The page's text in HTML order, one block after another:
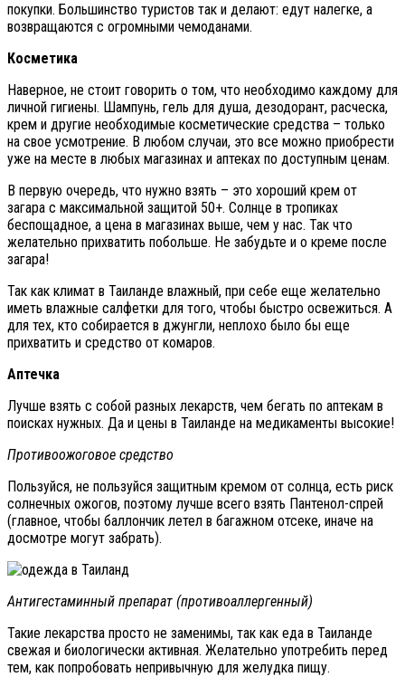
покупки. Большинство туристов так и делают: едут налегке, а
возвращаются с огромными чемоданами.
Косметика
Наверное, не стоит говорить о том, что необходимо каждому для
личной гигиены. Шампунь, гель для душа, дезодорант, расческа,
крем и другие необходимые косметические средства – только
на свое усмотрение. В любом случаи, это все можно приобрести
уже на месте в любых магазинах и аптеках по доступным ценам.
В первую очередь, что нужно взять – это хороший крем от
загара с максимальной защитой 50+. Солнце в тропиках
беспощадное, а цена в магазинах выше, чем у нас. Так что
желательно прихватить побольше. Не забудьте и о креме после
загара!
Так как климат в Таиланде влажный, при себе еще желательно
иметь влажные салфетки для того, чтобы быстро освежиться. А
для тех, кто собирается в джунгли, неплохо было бы еще
прихватить и средство от комаров.
Аптечка
Лучше взять с собой разных лекарств, чем бегать по аптекам в
поисках нужных. Да и цены в Таиланде на медикаменты высокие!
Противоожоговое средство
Пользуйся, не пользуйся защитным кремом от солнца, есть риск
солнечных ожогов, поэтому лучше всего взять Пантенол-спрей
(главное, чтобы баллончик летел в багажном отсеке, иначе на
досмотре могут забрать).
Антигестаминный препарат (противоаллергенный)
Такие лекарства просто не заменимы, так как еда в Таиланде
свежая и биологически активная. Желательно употребить перед
тем, как попробовать непривычную для желудка пищу.